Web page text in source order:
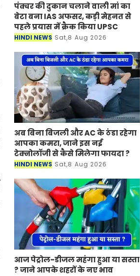
पंक्चर की दुकान चलाने वाली मां का
बेटा बना IAS अफसर, कड़ी मेहनत से
पहले प्रयास में क्रैक किया UPSC
HINDI NEWS Sat,8 Aug 2026
अब बिना बिजली और AC के ठंडा रहेगा
आपका कमरा, जाने इस नई
टेक्नोलॉजी से कैसे मिलेगा फायदा ?
HINDI NEWS Sat,8 Aug 2026
आज पेट्रोल-डीजल महंगा हुआ या सस्ता
? जाने आपके शहरों के नए भाव